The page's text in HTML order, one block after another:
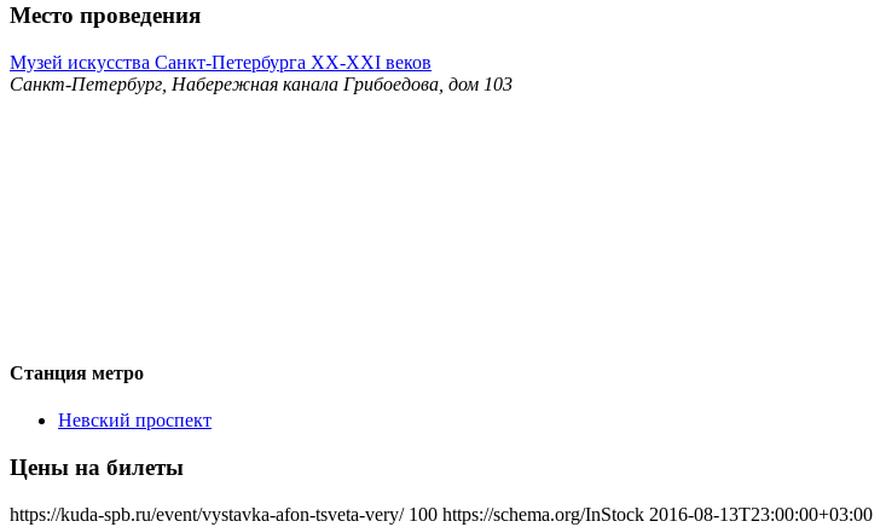
Место проведения
Музей искусства Санкт-Петербурга ХХ-ХХI веков
Санкт-Петербург, Набережная канала Грибоедова, дом 103
Станция метро
Невский проспект
Цены на билеты
https://kuda-spb.ru/event/vystavka-afon-tsveta-very/ 100 https://schema.org/InStock 2016-08-13T23:00:00+03:00